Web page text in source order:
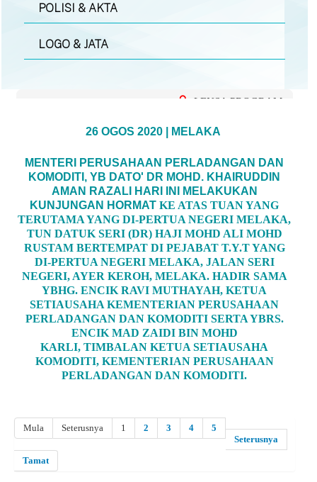
POLISI & AKTA
LOGO & JATA
LENSA PROGRAM
26 OGOS 2020 | MELAKA
MENTERI PERUSAHAAN PERLADANGAN DAN
KOMODITI, YB DATO' DR MOHD. KHAIRUDDIN
AMAN RAZALI HARI INI MELAKUKAN
KUNJUNGAN HORMATKE ATAS TUAN YANG
TERUTAMA YANG DI-PERTUA NEGERI MELAKA,
TUN DATUK SERI (DR) HAJI MOHD ALI MOHD
RUSTAM BERTEMPAT DI PEJABAT T.Y.T YANG
DI-PERTUA NEGERI MELAKA, JALAN SERI
NEGERI, AYER KEROH, MELAKA. HADIR SAMA
YBHG. ENCIK RAVI MUTHAYAH, KETUA
SETIAUSAHA KEMENTERIAN PERUSAHAAN
PERLADANGAN DAN KOMODITI SERTA YBRS.
ENCIK MAD ZAIDI BIN MOHD
KARLI, TIMBALAN KETUA SETIAUSAHA
KOMODITI, KEMENTERIAN PERUSAHAAN
PERLADANGAN DAN KOMODITI.
Mula Seterusnya 1 2 3 4
5
Seterusnya
Tamat